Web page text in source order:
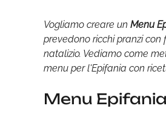
Vogliamo creare un Menu
prevedono ricchi pranzi
natalizio. Vediamo come
menu per l'Epifania con
Menu